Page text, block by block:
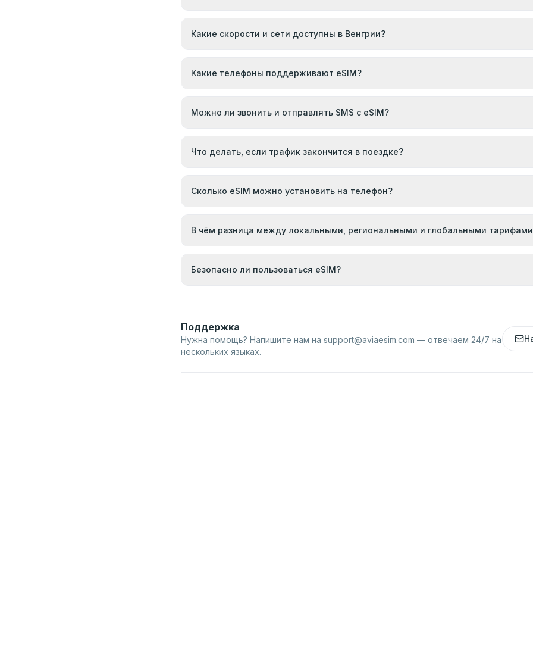
Какие скорости и сети доступны в Венгрии?
Какие телефоны поддерживают eSIM?
Можно ли звонить и отправлять SMS с eSIM?
Что делать, если трафик закончится в поездке?
Сколько eSIM можно установить на телефон?
В чём разница между локальными, региональными и глобальными
Безопасно ли пользоваться eSIM?
Поддержка
Нужна помощь? Напишите нам на support@aviaesim.com — отвечаем 24/7 на
нескольких языках.